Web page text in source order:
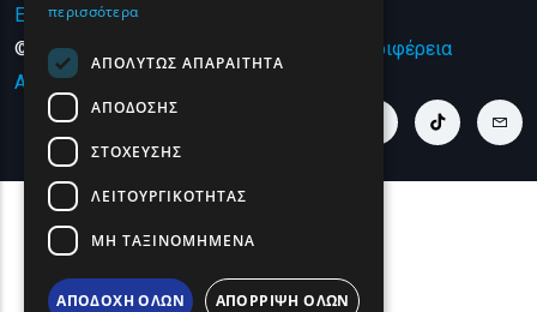
Επικοινωνία
© Copyright 2024 - All Rights Reserved
Περιφέρεια
Ανατολικής Μακεδονίας και Θράκης
linkedin linkinstagram link
tiktok link
περισσότερα
ΑΠΟΛΎΤΩΣ ΑΠΑΡΑΊΤΗΤΑ
ΑΠΌΔΟΣΗΣ
ΣΤΌΧΕΥΣΗΣ
ΛΕΙΤΟΥΡΓΙΚΌΤΗΤΑΣ
ΜΗ ΤΑΞΙΝΟΜΗΜΈΝΑ
ΑΠΟΔΟΧΉ ΌΛΩΝ ΑΠΌΡΡΙΨΗ ΌΛΩΝ